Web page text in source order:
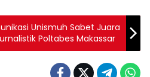
Unismuh Sabet Juara
Poltabes Makassar